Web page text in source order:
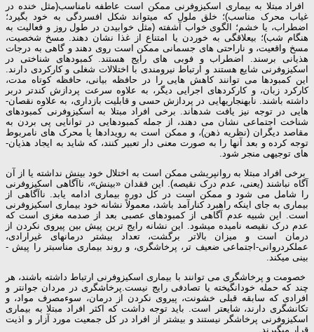
افراد مبتلا به بیماری اسکیزوفرنی ممکن است عاطفه نامناسب(مثل خنده در
غیاب محرک مناسب)؛ خلق ملول که می­تواند شکل افسردگی به خود بگیرد؛
اضطراب، یا خشم؛ الگوی خواب آشفته (مثل خوابیدن در طول روز و فعالیت به
هنگام شب)؛ بی­علاقگی به خوردن یا امتناع از غذا نشان دهند. مسخ شخصیت،
مسخ واقعیت، و ناراحتی ­های جسمانی ممکن است روی دهند و گاهی به درجات
هذیانی برسند. اضطراب و فوبی­ های رایج هستند. کمبودهای شناختی در
اسکیزوفرنی شایع هستند و ارتباط نیرومندی با اختلالات شغلی و کارکردی دارند.
این کمبودها می­ توانند کاهش­ هایی را در حافظه بیانی، حافظه کوتاه مدت،
کارکرد زبان، و کارکردهای اجرایی دیگر، به علاوه سرعت پردازش کندتر دربر
داشته باشند. نابهنجاری­هایی در پردازش حسی و قابلیت بازداری، به علاوه نقصان­
هایی در توجه نیز یافت شده­اند. برخی افراد مبتلا به اسکیزوفرنی کمبودهای
شناخت اجتماعی نشان می ­دهند، از جمله کمبودهایی در توانایی پی بردن به
مقاصد دیگران (نظریه ذهن)، و ممکن است به رویدادها یا محرک­ های نامربوط
توجه کرده و بعد آنها را به صورت معنی­ دار تعبیر کنند، که شاید به ایجاد هذیان­
های توجیهی منجر شود.
برخی افراد مبتلا به روان­پریشی ممکن است به اختلال خود بینش نداشته یا از آن
آگاه نباشند (یعنی، عدم درک نقیصه). این فقدان «بینش»، ناآگاهی اسکیزوفرنی
را شامل می­ شود و ممکن است در کل دوره بیماری ادامه یابد. ناآگاهی از
بیماری به جای اینکه راهبرد کنارآمد باشد، معمولاً نشانه خود بیماری اسکیزوفرنی
است. این شبیه عدم آگاهی از کمبودهای عصبی بعد از صدمه مغزی است که
عدم درک نقیصه نامیده می­شود. این نشانه رایج­ ترین پیش­ بین پیروی نکردن از
درمان است و میزان بالاتر برگشت، تعداد بیشتر درمان­های غیرارادی،
عملکردروانی-اجتماعی ضعیف ­تر، پرخاشگری، و روند بیماری مناسب­تر را پیش ­
بینی می­کند.
خصومت و پرخاشگری می ­توانند با بیماری اسکیزوفرنی ارتباط داشته باشند، هر
چند که حمله خودانگیخته یا تصادفی رایج نیست.پرخاشگری در مردان جوان­تر و
افرادی که سابقه قبلی خشونت، پیروی نکردن از درمان، سوءمصرف مواد، و
تکانشگری دارند، شایع­تر است. باید توجه داشت که اکثر افراد مبتلا به بیماری
اسکیزوفرنی پرخاشگر نیستند و بیشتر از افراد در کل جمعیت مورد آزار و اذیت
قرار می­گیرند.